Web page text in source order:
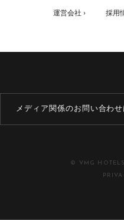
運営会社 › 採用
メディア関係のお問い合わ
© VMG